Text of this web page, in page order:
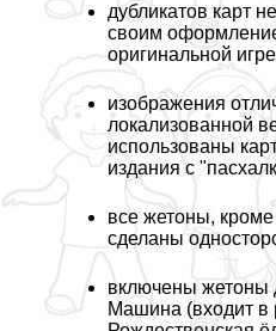
дубликатов карт
своим
оригинальной игре
изображения
локализованной
использованы
издания с
все жетоны, кроме
сделаны
включены жетоны
Машина (входит в